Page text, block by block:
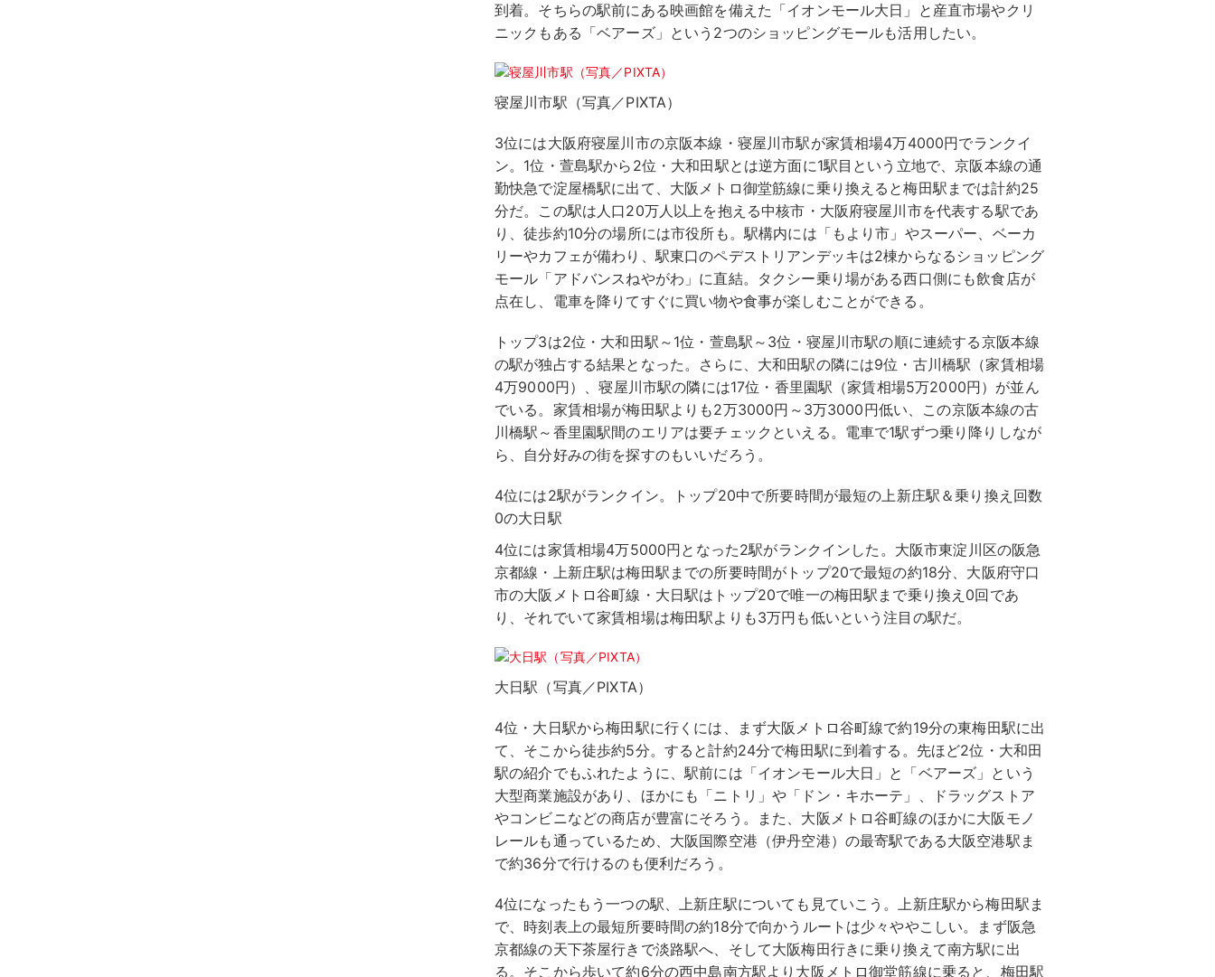
到着。そちらの駅前にある映画館を備えた「イオンモール大日」と産直市場やクリ
ニックもある「ベアーズ」という2つのショッピングモールも活用したい。
寝屋川市駅（写真／PIXTA）
3位には大阪府寝屋川市の京阪本線・寝屋川市駅が家賃相場4万4000円でランクイ
ン。1位・萱島駅から2位・大和田駅とは逆方面に1駅目という立地で、京阪本線の通
勤快急で淀屋橋駅に出て、大阪メトロ御堂筋線に乗り換えると梅田駅までは計約25
分だ。この駅は人口20万人以上を抱える中核市・大阪府寝屋川市を代表する駅であ
り、徒歩約10分の場所には市役所も。駅構内には「もより市」やスーパー、ベーカ
リーやカフェが備わり、駅東口のペデストリアンデッキは2棟からなるショッピング
モール「アドバンスねやがわ」に直結。タクシー乗り場がある西口側にも飲食店が
点在し、電車を降りてすぐに買い物や食事が楽しむことができる。
トップ3は2位・大和田駅～1位・萱島駅～3位・寝屋川市駅の順に連続する京阪本線
の駅が独占する結果となった。さらに、大和田駅の隣には9位・古川橋駅（家賃相場
4万9000円）、寝屋川市駅の隣には17位・香里園駅（家賃相場5万2000円）が並ん
でいる。家賃相場が梅田駅よりも2万3000円～3万3000円低い、この京阪本線の古
川橋駅～香里園駅間のエリアは要チェックといえる。電車で1駅ずつ乗り降りしなが
ら、自分好みの街を探すのもいいだろう。
4位には2駅がランクイン。トップ20中で所要時間が最短の上新庄駅＆乗り換え回数
0の大日駅
4位には家賃相場4万5000円となった2駅がランクインした。大阪市東淀川区の阪急
京都線・上新庄駅は梅田駅までの所要時間がトップ20で最短の約18分、大阪府守口
市の大阪メトロ谷町線・大日駅はトップ20で唯一の梅田駅まで乗り換え0回であ
り、それでいて家賃相場は梅田駅よりも3万円も低いという注目の駅だ。
大日駅（写真／PIXTA）
4位・大日駅から梅田駅に行くには、まず大阪メトロ谷町線で約19分の東梅田駅に出
て、そこから徒歩約5分。すると計約24分で梅田駅に到着する。先ほど2位・大和田
駅の紹介でもふれたように、駅前には「イオンモール大日」と「ベアーズ」という
大型商業施設があり、ほかにも「ニトリ」や「ドン・キホーテ」、ドラッグストア
やコンビニなどの商店が豊富にそろう。また、大阪メトロ谷町線のほかに大阪モノ
レールも通っているため、大阪国際空港（伊丹空港）の最寄駅である大阪空港駅ま
で約36分で行けるのも便利だろう。
4位になったもう一つの駅、上新庄駅についても見ていこう。上新庄駅から梅田駅ま
で、時刻表上の最短所要時間の約18分で向かうルートは少々ややこしい。まず阪急
京都線の天下茶屋行きで淡路駅へ、そして大阪梅田行きに乗り換えて南方駅に出
る。そこから歩いて約6分の西中島南方駅より大阪メトロ御堂筋線に乗ると、梅田駅